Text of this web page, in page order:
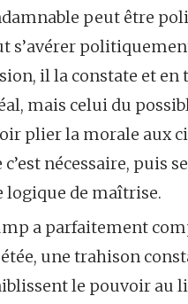
peut être
s’avérer
il la constate et en
mais celui du
plier la morale aux
c’est nécessaire, puis
logique de maîtrise.
a parfaitement
une trahison
le pouvoir au